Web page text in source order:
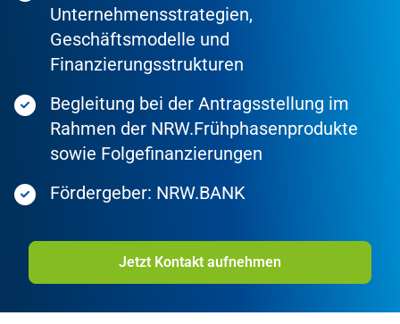
Unternehmensstrategien,
Geschäftsmodelle und
Finanzierungsstrukturen
Begleitung bei der Antragsstellung im
Rahmen der NRW.Frühphasenprodukte
sowie Folgefinanzierungen
Fördergeber: NRW.BANK
Jetzt Kontakt aufnehmen